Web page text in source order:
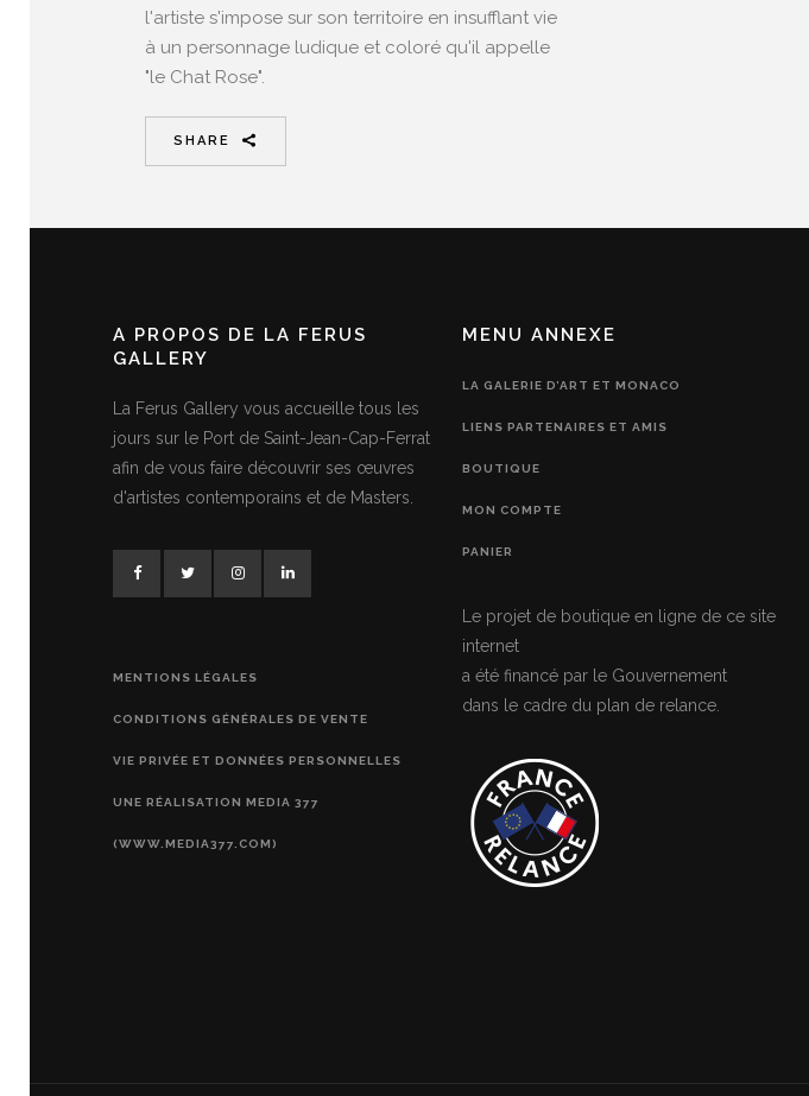
l'artiste s'impose sur son territoire en insufflant vie
à un personnage ludique et coloré qu'il appelle
"le Chat Rose".
SHARE
A PROPOS DE LA FERUS
GALLERY
La Ferus Gallery vous accueille tous les
jours sur le Port de Saint-Jean-Cap-Ferrat
afin de vous faire découvrir ses œuvres
d'artistes contemporains et de Masters.
MENTIONS LÉGALES
CONDITIONS GÉNÉRALES DE VENTE
VIE PRIVÉE ET DONNÉES PERSONNELLES
UNE RÉALISATION MEDIA 377
(WWW.MEDIA377.COM)
MENU ANNEXE
LA GALERIE D’ART ET MONACO
LIENS PARTENAIRES ET AMIS
BOUTIQUE
MON COMPTE
PANIER
Le projet de boutique en ligne de ce site
internet
a été financé par le Gouvernement
dans le cadre du plan de relance.